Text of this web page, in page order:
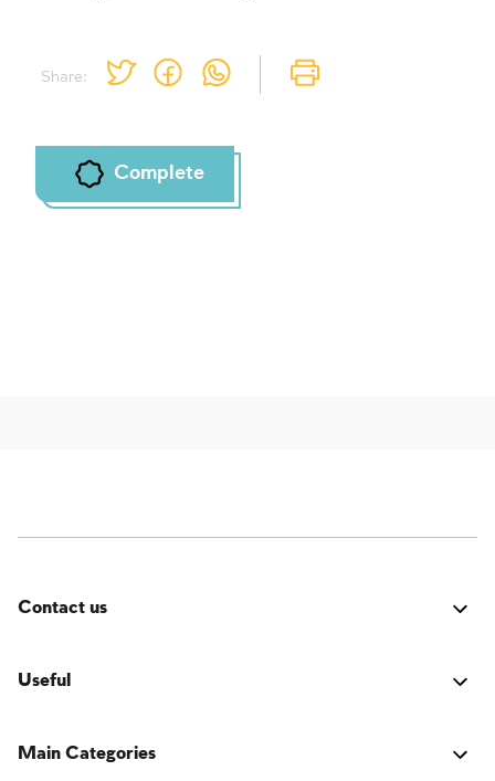
Share:
Complete
Contact us
Useful
Das Buch der jüdischen Tradition
Main Categories